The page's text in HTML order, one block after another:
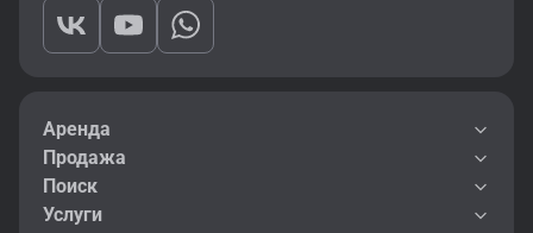
Аренда
Продажа
Поиск
Услуги